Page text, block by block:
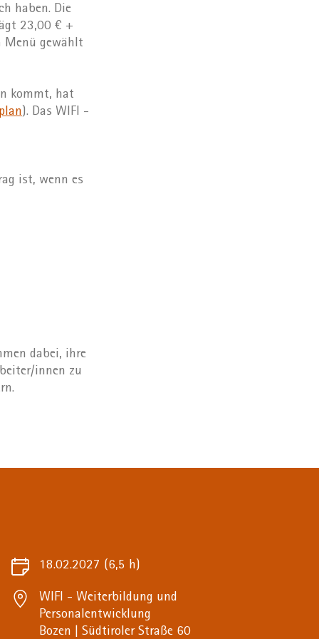
haben. Die
23,00 € +
Menü gewählt
kommt, hat
). Das WIFI -
ist, wenn es
dabei, ihre
innen zu
18.02.2027 (6,5 h)
WIFI - Weiterbildung und
Personalentwicklung
Bozen | Südtiroler Straße 60